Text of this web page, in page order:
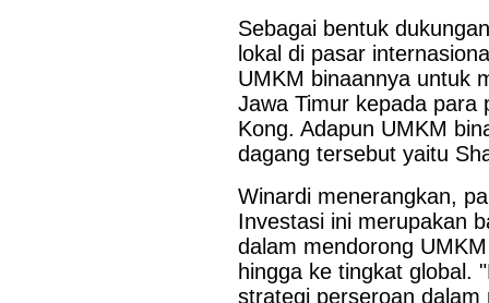
Sebagai bentuk
lokal di pasar
UMKM binaannya untuk
Jawa Timur kepada para
Kong. Adapun UMKM
dagang tersebut yaitu
Winardi menerangkan,
Investasi ini merupakan
dalam mendorong
hingga ke tingkat global.
strategi perseroan